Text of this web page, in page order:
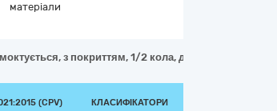
матеріали
з покриттям, 1/2 кола, довжина голки,
(CPV) КЛАСИФІКАТОРИ